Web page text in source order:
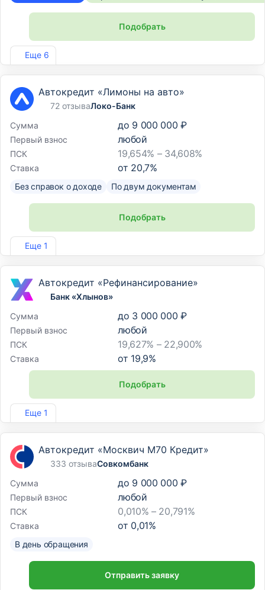
Еще 6
Подобрать
Лиц. №354
Еще 1
Автокредит «Лимоны на авто»
72 отзываЛоко-Банк
Сумма
до 9 000 000 ₽
Первый взнос любой
ПСК 19,654% – 34,608%
Ставка от 20,7%
Без справок о доходе По двум документам
Подобрать
Лиц. №2707
Еще 1
Автокредит «Рефинансирование»
Банк «Хлынов»
Сумма
до 3 000 000 ₽
Первый взнос любой
ПСК 19,627% – 22,900%
Ставка от 19,9%
Подобрать
Лиц. №254
Автокредит «Москвич М70 Кредит»
333 отзываСовкомбанк
Сумма
до 9 000 000 ₽
Первый взнос любой
ПСК 0,010% – 20,791%
Ставка от 0,01%
В день обращения
Отправить заявку